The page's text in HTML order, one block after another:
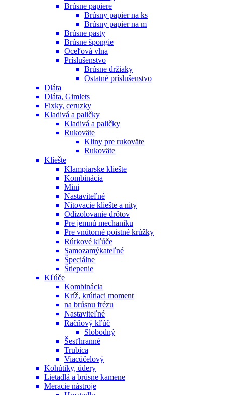
Brúsne papiere
Brúsny papier na ks
Brúsny papier na m
Brúsne pasty
Brúsne špongie
Oceľová vlna
Príslušenstvo
Brúsne držiaky
Ostatné príslušenstvo
Dláta
Dláta, Gimlets
Fixky, ceruzky
Kladivá a paličky
Kladivá a paličky
Rukoväte
Kliny pre rukoväte
Rukoväte
Kliešte
Klampiarske kliešte
Kombinácia
Mini
Nastaviteľné
Nitovacie kliešte a nity
Odizolovanie drôtov
Pre jemnú mechaniku
Pre vnútorné poistné krúžky
Rúrkové kľúče
Samozamýkateľné
Špeciálne
Štiepenie
Kľúče
Kombinácia
Kríž, krútiaci moment
na brúsnu frézu
Nastaviteľné
Račňový kľúč
Slobodný
Šesťhranné
Trubica
Viacúčelový
Kohútiky, údery
Lietadlá a brúsne kamene
Meracie nástroje